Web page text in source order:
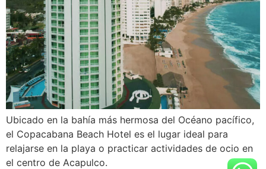
Ubicado en la bahía más hermosa del Océano pacífico,
el Copacabana Beach Hotel es el lugar ideal para
relajarse en la playa o practicar actividades de ocio en
el centro de Acapulco.